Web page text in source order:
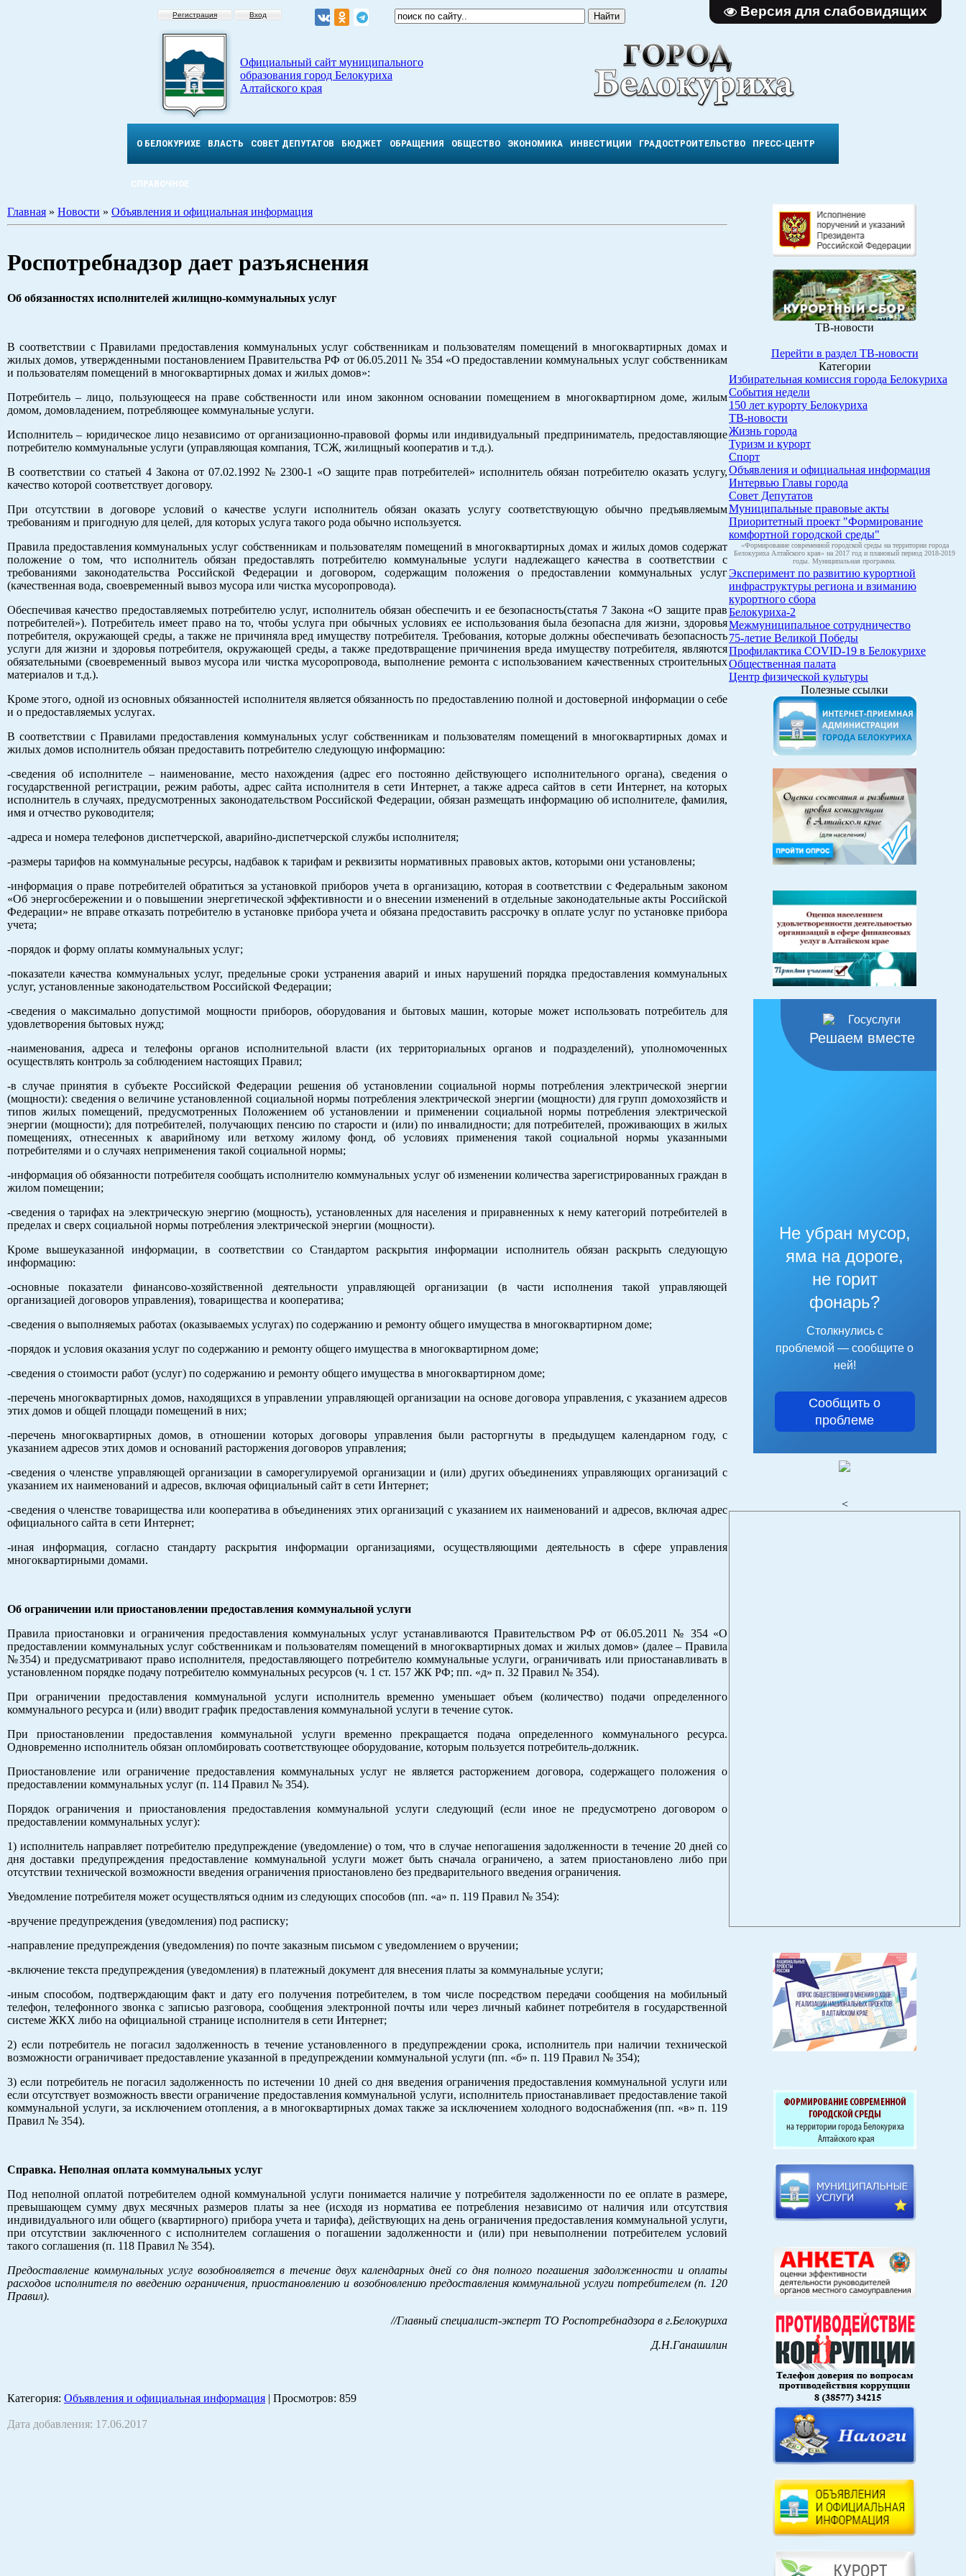
Версия для слабовидящих
Регистрация Вход
Официальный сайт муниципального
образования город Белокуриха
Алтайского края
О БЕЛОКУРИХЕ ВЛАСТЬ СОВЕТ ДЕПУТАТОВ БЮДЖЕТ ОБРАЩЕНИЯ ОБЩЕСТВО ЭКОНОМИКА ИНВЕСТИЦИИ ГРАДОСТРОИТЕЛЬСТВО ПРЕСС-ЦЕНТР
СПРАВОЧНОЕ
Главная » Новости » Объявления и официальная информация
Роспотребнадзор дает разъяснения
Об обязанностях исполнителей жилищно-коммунальных услуг
В соответствии с Правилами предоставления коммунальных услуг собственникам и пользователям помещений в многоквартирных домах и
жилых домов, утвержденными постановлением Правительства РФ от 06.05.2011 № 354 «О предоставлении коммунальных услуг собственникам
и пользователям помещений в многоквартирных домах и жилых домов»:
Потребитель – лицо, пользующееся на праве собственности или ином законном основании помещением в многоквартирном доме, жилым
домом, домовладением, потребляющее коммунальные услуги.
Исполнитель – юридическое лицо независимо от организационно-правовой формы или индивидуальный предприниматель, предоставляющие
потребителю коммунальные услуги (управляющая компания, ТСЖ, жилищный кооператив и т.д.).
В соответствии со статьей 4 Закона от 07.02.1992 № 2300-1 «О защите прав потребителей» исполнитель обязан потребителю оказать услугу,
качество которой соответствует договору.
При отсутствии в договоре условий о качестве услуги исполнитель обязан оказать услугу соответствующую обычно предъявляемым
требованиям и пригодную для целей, для которых услуга такого рода обычно используется.
Правила предоставления коммунальных услуг собственникам и пользователям помещений в многоквартирных домах и жилых домов содержат
положение о том, что исполнитель обязан предоставлять потребителю коммунальные услуги надлежащего качества в соответствии с
требованиями законодательства Российской Федерации и договором, содержащим положения о предоставлении коммунальных услуг
(качественная вода, своевременный вывоз мусора или чистка мусоропровода).
Обеспечивая качество предоставляемых потребителю услуг, исполнитель обязан обеспечить и ее безопасность(статья 7 Закона «О защите прав
потребителей»). Потребитель имеет право на то, чтобы услуга при обычных условиях ее использования была безопасна для жизни, здоровья
потребителя, окружающей среды, а также не причиняла вред имуществу потребителя. Требования, которые должны обеспечивать безопасность
услуги для жизни и здоровья потребителя, окружающей среды, а также предотвращение причинения вреда имуществу потребителя, являются
обязательными (своевременный вывоз мусора или чистка мусоропровода, выполнение ремонта с использованием качественных строительных
материалов и т.д.).
Кроме этого, одной из основных обязанностей исполнителя является обязанность по предоставлению полной и достоверной информации о себе
и о предоставляемых услугах.
В соответствии с Правилами предоставления коммунальных услуг собственникам и пользователям помещений в многоквартирных домах и
жилых домов исполнитель обязан предоставить потребителю следующую информацию:
-сведения об исполнителе – наименование, место нахождения (адрес его постоянно действующего исполнительного органа), сведения о
государственной регистрации, режим работы, адрес сайта исполнителя в сети Интернет, а также адреса сайтов в сети Интернет, на которых
исполнитель в случаях, предусмотренных законодательством Российской Федерации, обязан размещать информацию об исполнителе, фамилия,
имя и отчество руководителя;
-адреса и номера телефонов диспетчерской, аварийно-диспетчерской службы исполнителя;
-размеры тарифов на коммунальные ресурсы, надбавок к тарифам и реквизиты нормативных правовых актов, которыми они установлены;
-информация о праве потребителей обратиться за установкой приборов учета в организацию, которая в соответствии с Федеральным законом
«Об энергосбережении и о повышении энергетической эффективности и о внесении изменений в отдельные законодательные акты Российской
Федерации» не вправе отказать потребителю в установке прибора учета и обязана предоставить рассрочку в оплате услуг по установке прибора
учета;
-порядок и форму оплаты коммунальных услуг;
-показатели качества коммунальных услуг, предельные сроки устранения аварий и иных нарушений порядка предоставления коммунальных
услуг, установленные законодательством Российской Федерации;
-сведения о максимально допустимой мощности приборов, оборудования и бытовых машин, которые может использовать потребитель для
удовлетворения бытовых нужд;
-наименования, адреса и телефоны органов исполнительной власти (их территориальных органов и подразделений), уполномоченных
осуществлять контроль за соблюдением настоящих Правил;
-в случае принятия в субъекте Российской Федерации решения об установлении социальной нормы потребления электрической энергии
(мощности): сведения о величине установленной социальной нормы потребления электрической энергии (мощности) для групп домохозяйств и
типов жилых помещений, предусмотренных Положением об установлении и применении социальной нормы потребления электрической
энергии (мощности); для потребителей, получающих пенсию по старости и (или) по инвалидности; для потребителей, проживающих в жилых
помещениях, отнесенных к аварийному или ветхому жилому фонд, об условиях применения такой социальной нормы указанными
потребителями и о случаях неприменения такой социальной нормы;
-информация об обязанности потребителя сообщать исполнителю коммунальных услуг об изменении количества зарегистрированных граждан в
жилом помещении;
-сведения о тарифах на электрическую энергию (мощность), установленных для населения и приравненных к нему категорий потребителей в
пределах и сверх социальной нормы потребления электрической энергии (мощности).
Кроме вышеуказанной информации, в соответствии со Стандартом раскрытия информации исполнитель обязан раскрыть следующую
информацию:
-основные показатели финансово-хозяйственной деятельности управляющей организации (в части исполнения такой управляющей
организацией договоров управления), товарищества и кооператива;
-сведения о выполняемых работах (оказываемых услугах) по содержанию и ремонту общего имущества в многоквартирном доме;
-порядок и условия оказания услуг по содержанию и ремонту общего имущества в многоквартирном доме;
-сведения о стоимости работ (услуг) по содержанию и ремонту общего имущества в многоквартирном доме;
-перечень многоквартирных домов, находящихся в управлении управляющей организации на основе договора управления, с указанием адресов
этих домов и общей площади помещений в них;
-перечень многоквартирных домов, в отношении которых договоры управления были расторгнуты в предыдущем календарном году, с
указанием адресов этих домов и оснований расторжения договоров управления;
-сведения о членстве управляющей организации в саморегулируемой организации и (или) других объединениях управляющих организаций с
указанием их наименований и адресов, включая официальный сайт в сети Интернет;
-сведения о членстве товарищества или кооператива в объединениях этих организаций с указанием их наименований и адресов, включая адрес
официального сайта в сети Интернет;
-иная информация, согласно стандарту раскрытия информации организациями, осуществляющими деятельность в сфере управления
многоквартирными домами.
Об ограничении или приостановлении предоставления коммунальной услуги
Правила приостановки и ограничения предоставления коммунальных услуг устанавливаются Правительством РФ от 06.05.2011 № 354 «О
предоставлении коммунальных услуг собственникам и пользователям помещений в многоквартирных домах и жилых домов» (далее – Правила
№354) и предусматривают право исполнителя, предоставляющего потребителю коммунальные услуги, ограничивать или приостанавливать в
установленном порядке подачу потребителю коммунальных ресурсов (ч. 1 ст. 157 ЖК РФ; пп. «д» п. 32 Правил № 354).
При ограничении предоставления коммунальной услуги исполнитель временно уменьшает объем (количество) подачи определенного
коммунального ресурса и (или) вводит график предоставления коммунальной услуги в течение суток.
При приостановлении предоставления коммунальной услуги временно прекращается подача определенного коммунального ресурса.
Одновременно исполнитель обязан опломбировать соответствующее оборудование, которым пользуется потребитель-должник.
Приостановление или ограничение предоставления коммунальных услуг не является расторжением договора, содержащего положения о
предоставлении коммунальных услуг (п. 114 Правил № 354).
Порядок ограничения и приостановления предоставления коммунальной услуги следующий (если иное не предусмотрено договором о
предоставлении коммунальных услуг):
1) исполнитель направляет потребителю предупреждение (уведомление) о том, что в случае непогашения задолженности в течение 20 дней со
дня доставки предупреждения предоставление коммунальной услуги может быть сначала ограничено, а затем приостановлено либо при
отсутствии технической возможности введения ограничения приостановлено без предварительного введения ограничения.
Уведомление потребителя может осуществляться одним из следующих способов (пп. «а» п. 119 Правил № 354):
-вручение предупреждения (уведомления) под расписку;
-направление предупреждения (уведомления) по почте заказным письмом с уведомлением о вручении;
-включение текста предупреждения (уведомления) в платежный документ для внесения платы за коммунальные услуги;
-иным способом, подтверждающим факт и дату его получения потребителем, в том числе посредством передачи сообщения на мобильный
телефон, телефонного звонка с записью разговора, сообщения электронной почты или через личный кабинет потребителя в государственной
системе ЖКХ либо на официальной странице исполнителя в сети Интернет;
2) если потребитель не погасил задолженность в течение установленного в предупреждении срока, исполнитель при наличии технической
возможности ограничивает предоставление указанной в предупреждении коммунальной услуги (пп. «б» п. 119 Правил № 354);
3) если потребитель не погасил задолженность по истечении 10 дней со дня введения ограничения предоставления коммунальной услуги или
если отсутствует возможность ввести ограничение предоставления коммунальной услуги, исполнитель приостанавливает предоставление такой
коммунальной услуги, за исключением отопления, а в многоквартирных домах также за исключением холодного водоснабжения (пп. «в» п. 119
Правил № 354).
Справка. Неполная оплата коммунальных услуг
Под неполной оплатой потребителем одной коммунальной услуги понимается наличие у потребителя задолженности по ее оплате в размере,
превышающем сумму двух месячных размеров платы за нее (исходя из норматива ее потребления независимо от наличия или отсутствия
индивидуального или общего (квартирного) прибора учета и тарифа), действующих на день ограничения предоставления коммунальной услуги,
при отсутствии заключенного с исполнителем соглашения о погашении задолженности и (или) при невыполнении потребителем условий
такого соглашения (п. 118 Правил № 354).
Предоставление коммунальных услуг возобновляется в течение двух календарных дней со дня полного погашения задолженности и оплаты
расходов исполнителя по введению ограничения, приостановлению и возобновлению предоставления коммунальной услуги потребителем (п. 120
Правил).
//Главный специалист-эксперт ТО Роспотребнадзора в г.Белокуриха
Д.Н.Ганашилин
Категория: Объявления и официальная информация | Просмотров: 859
Дата добавления: 17.06.2017
ТВ-новости
Перейти в раздел ТВ-новости
Категории
Избирательная комиссия города Белокуриха
События недели
150 лет курорту Белокуриха
ТВ-новости
Жизнь города
Туризм и курорт
Спорт
Объявления и официальная информация
Интервью Главы города
Совет Депутатов
Муниципальные правовые акты
Приоритетный проект "Формирование
комфортной городской среды"
«Формирование современной городской среды на территории города
Белокуриха Алтайского края» на 2017 год и плановый период 2018-2019
годы. Муниципальная программа.
Эксперимент по развитию курортной
инфраструктуры региона и взиманию
курортного сбора
Белокуриха-2
Межмуниципальное сотрудничество
75-летие Великой Победы
Профилактика COVID-19 в Белокурихе
Общественная палата
Центр физической культуры
Полезные ссылки
Решаем вместе
Не убран мусор,
яма на дороге,
не горит
фонарь?
Столкнулись с
проблемой — сообщите о
ней!
Сообщить о
проблеме
<